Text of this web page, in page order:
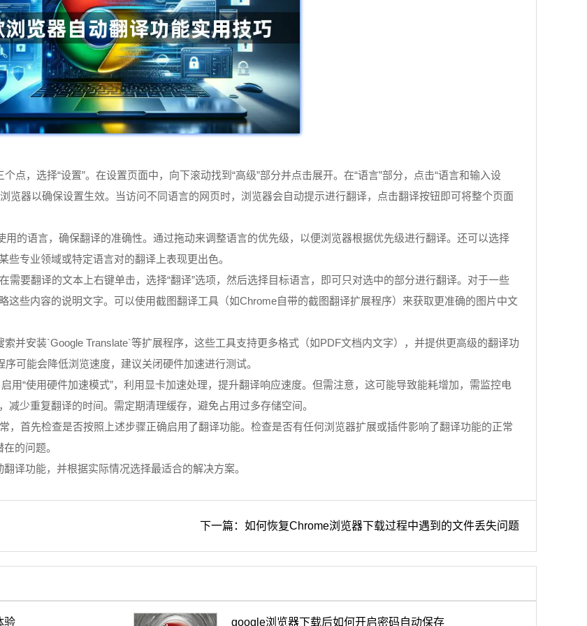
点，选择“设置”。在设置页面中，向下滚动找到“高级”部分并点击展开。在“语言”部分，点击“语言和输入设
览器以确保设置生效。当访问不同语言的网页时，浏览器会自动提示进行翻译，点击翻译按钮即可将整个页面
用的语言，确保翻译的准确性。通过拖动来调整语言的优先级，以便浏览器根据优先级进行翻译。还可以选择
专业领域或特定语言对的翻译上表现更出色。
要翻译的文本上右键单击，选择“翻译”选项，然后选择目标语言，即可只对选中的部分进行翻译。对于一些
些内容的说明文字。可以使用截图翻译工具（如Chrome自带的截图翻译扩展程序）来获取更准确的图片中文
并安装`Google Translate`等扩展程序，这些工具支持更多格式（如PDF文档内文字），并提供更高级的翻译功
可能会降低浏览速度，建议关闭硬件加速进行测试。
用“使用硬件加速模式”，利用显卡加速处理，提升翻译响应速度。但需注意，这可能导致能耗增加，需监控电
少重复翻译的时间。需定期清理缓存，避免占用过多存储空间。
，首先检查是否按照上述步骤正确启用了翻译功能。检查是否有任何浏览器扩展或插件影响了翻译功能的正常
的问题。
译功能，并根据实际情况选择最适合的解决方案。
下一篇：如何恢复Chrome浏览器下载过程中遇到的文件丢失问题
验 google浏览器下载后如何开启密码自动保存